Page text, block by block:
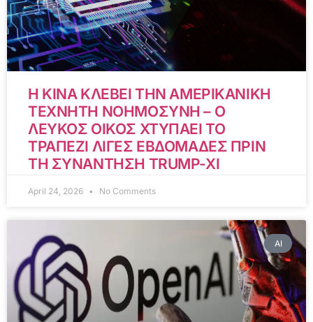
Η ΚΙΝΑ ΚΛΕΒΕΙ ΤΗΝ ΑΜΕΡΙΚΑΝΙΚΗ
ΤΕΧΝΗΤΗ ΝΟΗΜΟΣΥΝΗ – Ο
ΛΕΥΚΟΣ ΟΙΚΟΣ ΧΤΥΠΑΕΙ ΤΟ
ΤΡΑΠΕΖΙ ΛΙΓΕΣ ΕΒΔΟΜΑΔΕΣ ΠΡΙΝ
ΤΗ ΣΥΝΑΝΤΗΣΗ TRUMP-XI
April 24, 2026 No Comments
AI